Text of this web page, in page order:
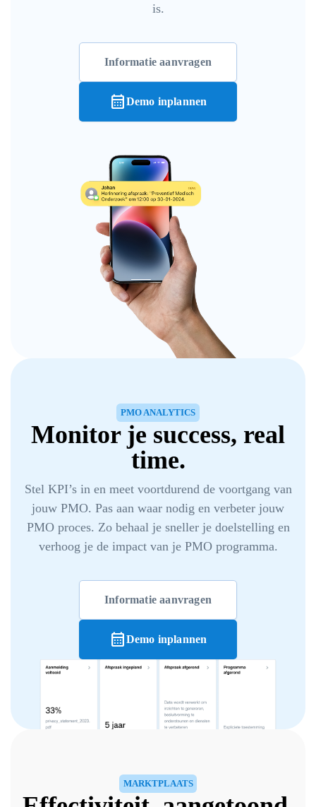
is.
Informatie aanvragen
calendar_monthDemo inplannen
PMO ANALYTICS
Monitor je success, real
time.
Stel KPI’s in en meet voortdurend de voortgang van
jouw PMO. Pas aan waar nodig en verbeter jouw
PMO proces. Zo behaal je sneller je doelstelling en
verhoog je de impact van je PMO programma.
Informatie aanvragen
calendar_monthDemo inplannen
MARKTPLAATS